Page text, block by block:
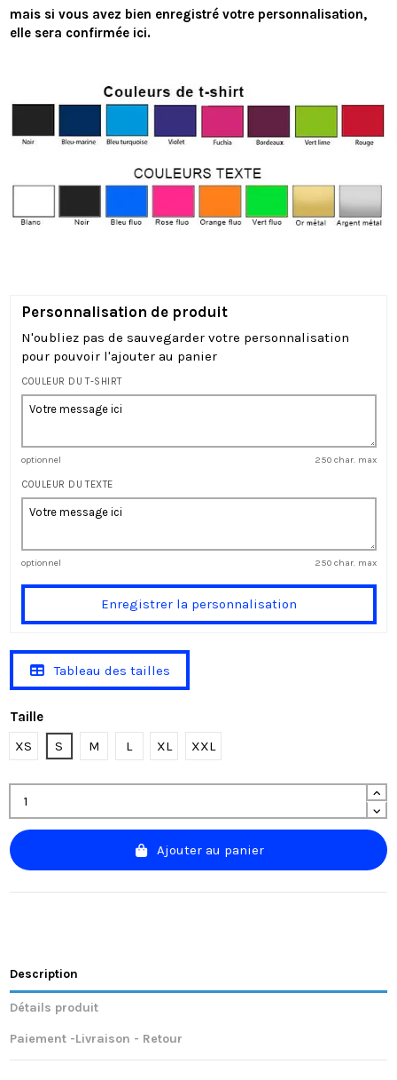
mais si vous avez bien enregistré votre personnalisation,
elle sera confirmée ici.
Personnalisation de produit
N'oubliez pas de sauvegarder votre personnalisation
pour pouvoir l'ajouter au panier
COULEUR DU T-SHIRT
optionnel 250 char. max
COULEUR DU TEXTE
optionnel 250 char. max
Enregistrer la personnalisation
Tableau des tailles
Taille
XS
S M L XL XXL
Ajouter au panier
Description
Détails produit
Paiement -Livraison - Retour